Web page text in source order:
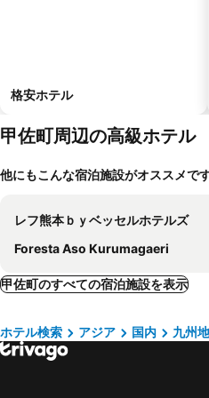
格安ホテル
甲佐町周辺の高級ホテル
他にもこんな宿泊施設がオススメで
レフ熊本ｂｙベッセルホテルズ
Foresta Aso Kurumagaeri
甲佐町のすべての宿泊施設を表示
ホテル検索 アジア 国内 九州